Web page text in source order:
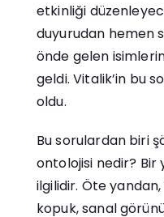
etkinliği
duyurudan hemen
önde gelen
geldi. Vitalik’in bu
oldu.
Bu sorulardan biri
ontolojisi nedir? Bir
ilgilidir. Öte
kopuk, sanal